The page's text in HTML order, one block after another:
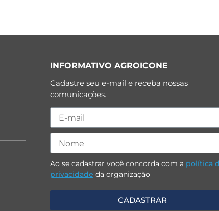
INFORMATIVO AGROICONE
Cadastre seu e-mail e receba nossas
comunicações.
Ao se cadastrar você concorda com a política
privacidade da organização